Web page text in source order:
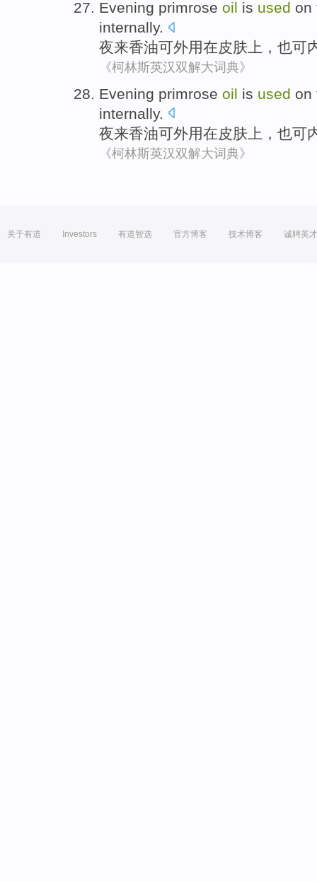
Evening primrose oil is used on
internally.
夜来香油可外用在皮肤 上 ，也可
《柯林斯英汉双解大词典》
Evening primrose oil is used on
internally.
夜来香油可外用在皮肤 上 ，也可
《柯林斯英汉双解大词典》
关于有道 Investors 有道智选 官方博客 技术博客 诚聘英才